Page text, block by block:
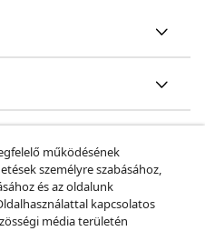
működésének
személyre szabásához,
és az oldalunk
kapcsolatos
média területén